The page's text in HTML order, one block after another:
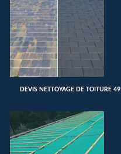
DEVIS NETTOYAGE DE TOITURE 49